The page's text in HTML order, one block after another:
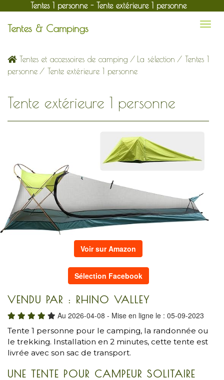
Tentes 1 personne - Tente extérieure 1 personne
Tentes & Campings
Tentes et accessoires de camping / La sélection / Tentes 1
personne / Tente extérieure 1 personne
Tente extérieure 1 personne
Voir sur Amazon
Sélection Facebook
VENDU PAR : RHINO VALLEY
Au 2026-04-08 - Mise en ligne le : 05-09-2023
Tente 1 personne pour le camping, la randonnée ou
le trekking. Installation en 2 minutes, cette tente est
livrée avec son sac de transport.
UNE TENTE POUR CAMPEUR SOLITAIRE